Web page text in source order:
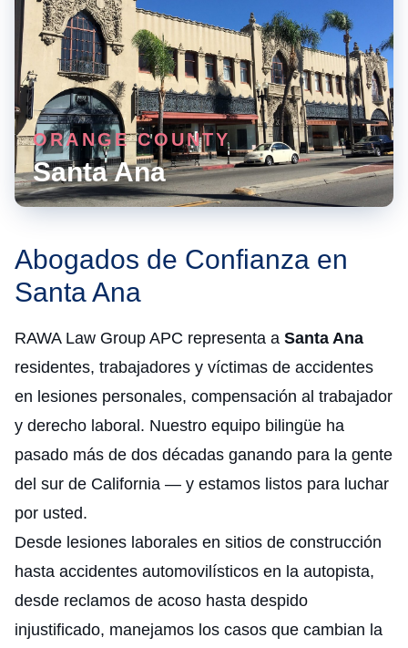
ORANGE COUNTY
Santa Ana
Abogados de Confianza en
Santa Ana
RAWA Law Group APC representa a Santa Ana
residentes, trabajadores y víctimas de accidentes
en lesiones personales, compensación al trabajador
y derecho laboral. Nuestro equipo bilingüe ha
pasado más de dos décadas ganando para la gente
del sur de California — y estamos listos para luchar
por usted.
Desde lesiones laborales en sitios de construcción
hasta accidentes automovilísticos en la autopista,
desde reclamos de acoso hasta despido
injustificado, manejamos los casos que cambian la